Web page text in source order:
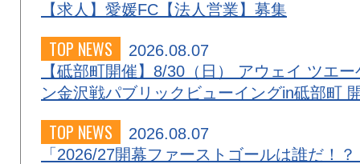
【求人】愛媛FC【法人営業】募集
TOP NEWS
2026.08.07
【砥部町開催】8/30（日） アウェイ ツエー
ン金沢戦パブリックビューイングin砥部町
TOP NEWS
2026.08.07
「2026/27開幕ファーストゴールは誰だ！？